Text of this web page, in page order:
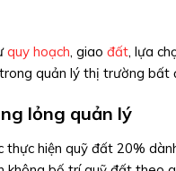
quy hoạch, giao đất, lựa
quản lý thị trường bất
lỏng quản lý
hiện quỹ đất 20%